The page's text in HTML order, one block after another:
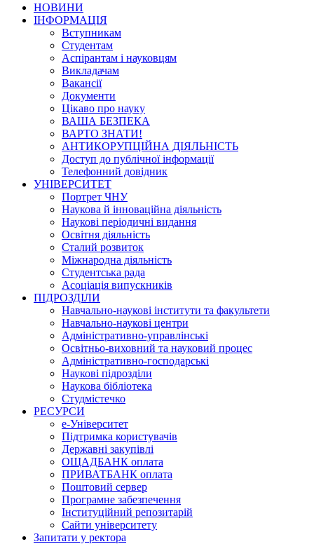
НОВИНИ
ІНФОРМАЦІЯ
Вступникам
Студентам
Аспірантам і науковцям
Викладачам
Вакансії
Документи
Цікаво про науку
ВАША БЕЗПЕКА
ВАРТО ЗНАТИ!
АНТИКОРУПЦІЙНА ДІЯЛЬНІСТЬ
Доступ до публічної інформації
Телефонний довідник
УНІВЕРСИТЕТ
Портрет ЧНУ
Наукова й інноваційна діяльність
Наукові періодичні видання
Освітня діяльність
Сталий розвиток
Міжнародна діяльність
Студентська рада
Асоціація випускників
ПІДРОЗДІЛИ
Навчально-наукові інститути та факультети
Навчально-наукові центри
Адміністративно-управлінські
Освітньо-виховний та науковий процес
Адміністративно-господарські
Наукові підрозділи
Наукова бібліотека
Студмістечко
РЕСУРСИ
е-Університет
Підтримка користувачів
Державні закупівлі
ОЩАДБАНК оплата
ПРИВАТБАНК оплата
Поштовий сервер
Програмне забезпечення
Інституційний репозитарій
Сайти університету
Запитати у ректора